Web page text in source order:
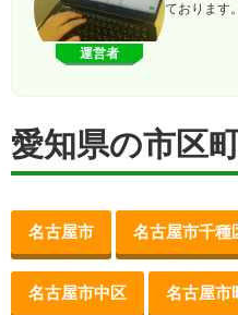
運営者
ております
愛知県の市区
名古屋市 名古屋市千種
名古屋市中区 名古屋市